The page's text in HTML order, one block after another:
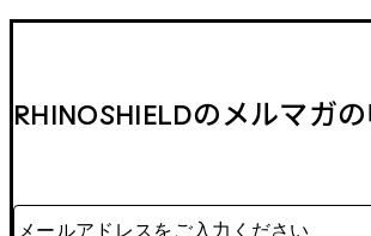
RHINOSHIELDのメルマガ
メールアドレスをご入力ください